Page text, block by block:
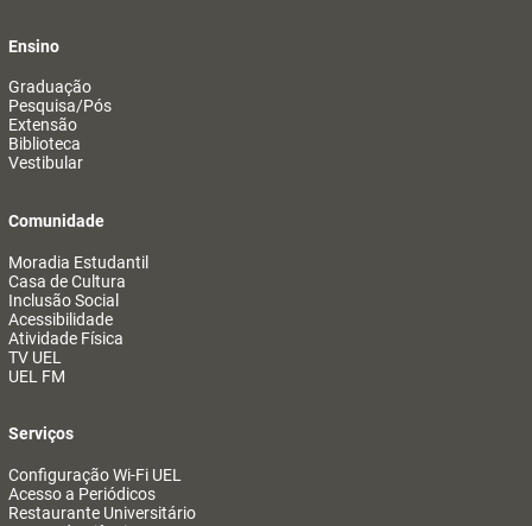
Ensino
Graduação
Pesquisa/Pós
Extensão
Biblioteca
Vestibular
Comunidade
Moradia Estudantil
Casa de Cultura
Inclusão Social
Acessibilidade
Atividade Física
TV UEL
UEL FM
Serviços
Configuração Wi-Fi UEL
Acesso a Periódicos
Restaurante Universitário